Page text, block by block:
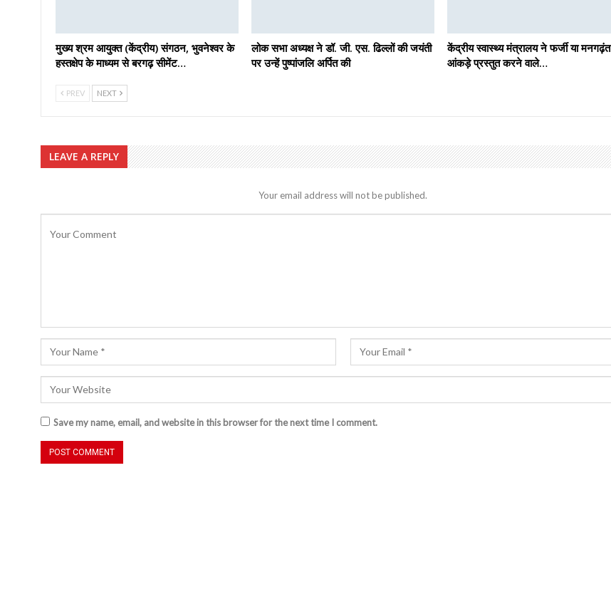
मुख्य श्रम आयुक्त (केंद्रीय) संगठन, भुवनेश्वर के
हस्तक्षेप के माध्यम से बरगढ़ सीमेंट…
लोक सभा अध्यक्ष ने डॉ. जी. एस. ढिल्लों की जयंती
पर उन्हें पुष्पांजलि अर्पित की
केंद्रीय स्वास्थ्य मंत्रालय ने फर्जी या मनगढ़ंत
आंकड़े प्रस्‍तुत करने वाले…
PREV NEXT
LEAVE A REPLY
Your email address will not be published.
Save my name, email, and website in this browser for the next time I comment.